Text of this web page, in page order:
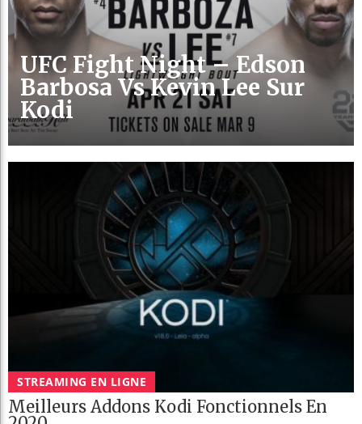
UFC Fight Night – Edson
Barbosa Vs Kevin Lee Sur
Kodi
STREAMING EN LIGNE
Meilleurs Addons Kodi Fonctionnels En